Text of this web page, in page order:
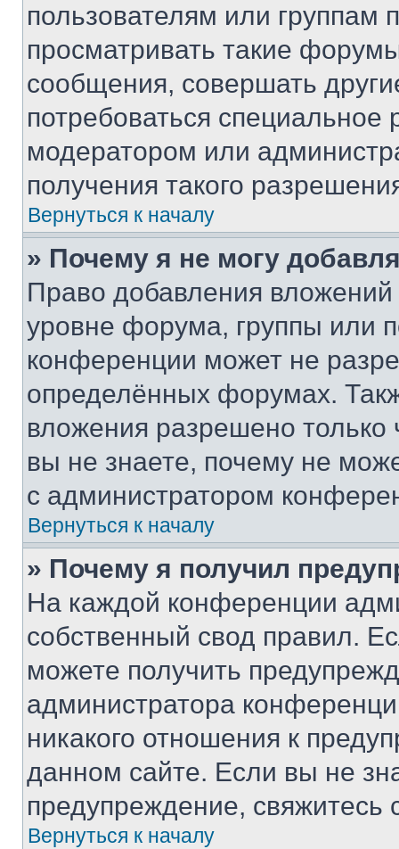
пользователям или группам
просматривать такие
сообщения, совершать
потребоваться
модератором или
получения такого
Вернуться к началу
» Почему я не могу
Право добавления
уровне форума, группы или
конференции может не
определённых форумах.
вложения разрешено
вы не знаете, почему не
с администратором
Вернуться к началу
» Почему я получил
На каждой конференции
собственный свод правил.
можете получить
администратора
никакого отношения к
данном сайте. Если вы не
предупреждение,
Вернуться к началу